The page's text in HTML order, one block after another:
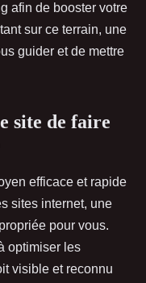
afin de booster votre
sur ce terrain, une
guider et de mettre
site de faire
efficace et rapide
sites internet, une
pour vous.
optimiser les
visible et reconnu